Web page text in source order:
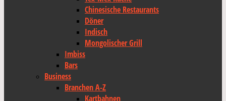
Chinesische Restaurants
Döner
Indisch
Mongolischer Grill
Imbiss
Bars
Business
Branchen A-Z
Kartbahnen